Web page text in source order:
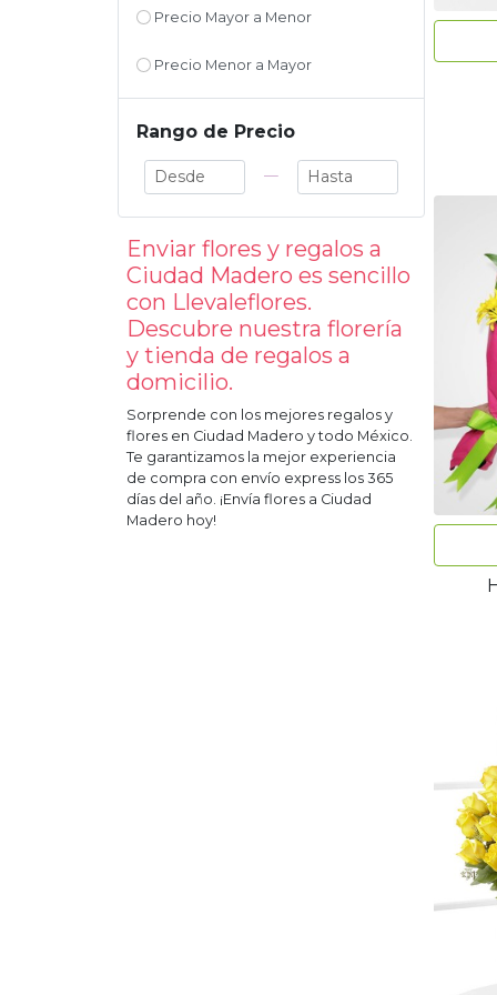
Precio Mayor a Menor
Precio Menor a Mayor
Rango de Precio
—
Enviar flores y regalos a
Ciudad Madero es sencillo
con Llevaleflores.
Descubre nuestra florería
y tienda de regalos a
domicilio.
Sorprende con los mejores regalos y
flores en Ciudad Madero y todo México.
Te garantizamos la mejor experiencia
de compra con envío express los 365
días del año. ¡Envía flores a Ciudad
Madero hoy!